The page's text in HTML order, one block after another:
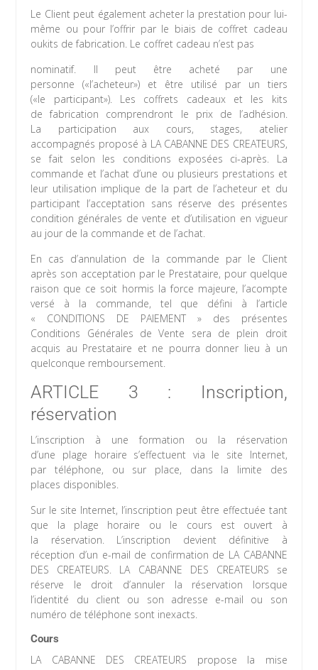
Le Client peut également acheter la prestation pour lui-
même ou pour l’offrir par le biais de coffret cadeau
oukits de fabrication. Le coffret cadeau n’est pas
nominatif. Il peut être acheté par une
personne («l’acheteur») et être utilisé par un tiers
(«le participant»). Les coffrets cadeaux et les kits
de fabrication comprendront le prix de l’adhésion.
La participation aux cours, stages, atelier
accompagnés proposé à LA CABANNE DES CREATEURS,
se fait selon les conditions exposées ci-après. La
commande et l’achat d’une ou plusieurs prestations et
leur utilisation implique de la part de l’acheteur et du
participant l’acceptation sans réserve des présentes
condition générales de vente et d’utilisation en vigueur
au jour de la commande et de l’achat.
En cas d’annulation de la commande par le Client
après son acceptation par le Prestataire, pour quelque
raison que ce soit hormis la force majeure, l’acompte
versé à la commande, tel que défini à l’article
« CONDITIONS DE PAIEMENT » des présentes
Conditions Générales de Vente sera de plein droit
acquis au Prestataire et ne pourra donner lieu à un
quelconque remboursement.
ARTICLE 3 : Inscription,
réservation
L’inscription à une formation ou la réservation
d’une plage horaire s’effectuent via le site Internet,
par téléphone, ou sur place, dans la limite des
places disponibles.
Sur le site Internet, l’inscription peut être effectuée tant
que la plage horaire ou le cours est ouvert à
la réservation. L’inscription devient définitive à
réception d’un e-mail de confirmation de LA CABANNE
DES CREATEURS. LA CABANNE DES CREATEURS se
réserve le droit d’annuler la réservation lorsque
l’identité du client ou son adresse e-mail ou son
numéro de téléphone sont inexacts.
Cours
LA CABANNE DES CREATEURS propose la mise